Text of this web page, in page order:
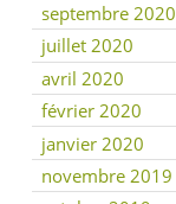
septembre 2020
juillet 2020
avril 2020
février 2020
janvier 2020
novembre 2019